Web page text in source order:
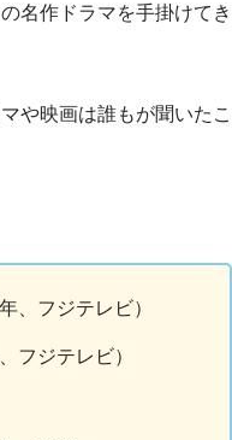
名作ドラマを手掛けてき
や映画は誰もが聞いたこ
、フジテレビ）
フジテレビ）